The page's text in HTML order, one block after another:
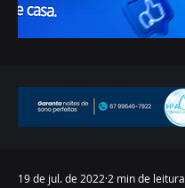
19 de jul. de 2022 2 min de leitura